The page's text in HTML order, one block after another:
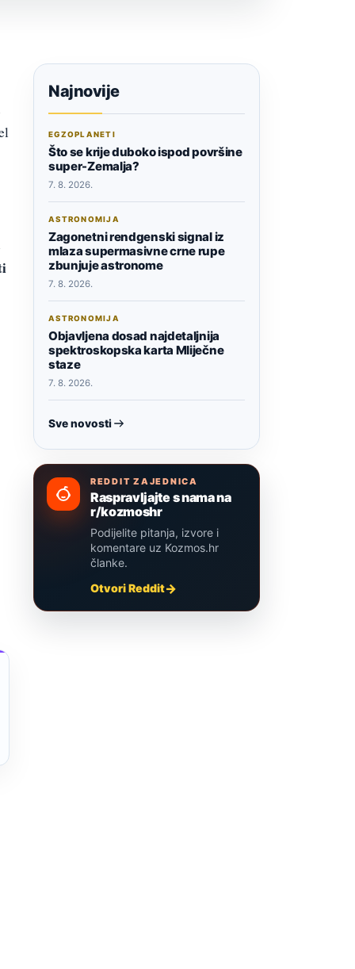
Najnovije
EGZOPLANETI
Što se krije duboko ispod površine
super-Zemalja?
7. 8. 2026.
ASTRONOMIJA
Zagonetni rendgenski signal iz
mlaza supermasivne crne rupe
zbunjuje astronome
7. 8. 2026.
ASTRONOMIJA
Objavljena dosad najdetaljnija
spektroskopska karta Mliječne
staze
7. 8. 2026.
Sve novosti
REDDIT ZAJEDNICA
Raspravljajte s nama na
r/kozmoshr
Podijelite pitanja, izvore i
komentare uz Kozmos.hr
članke.
Otvori Reddit